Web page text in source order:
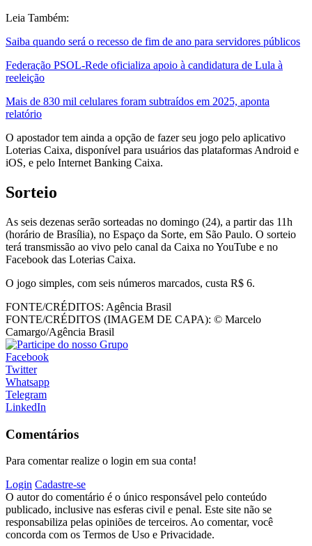
Leia Também:
Saiba quando será o recesso de fim de ano para servidores públicos
Federação PSOL-Rede oficializa apoio à candidatura de Lula à
reeleição
Mais de 830 mil celulares foram subtraídos em 2025, aponta
relatório
O apostador tem ainda a opção de fazer seu jogo pelo aplicativo
Loterias Caixa, disponível para usuários das plataformas Android e
iOS, e pelo Internet Banking Caixa.
Sorteio
As seis dezenas serão sorteadas no domingo (24), a partir das 11h
(horário de Brasília), no Espaço da Sorte, em São Paulo. O sorteio
terá transmissão ao vivo pelo canal da Caixa no YouTube e no
Facebook das Loterias Caixa.
O jogo simples, com seis números marcados, custa R$ 6.
FONTE/CRÉDITOS: Agência Brasil
FONTE/CRÉDITOS (IMAGEM DE CAPA): © Marcelo
Camargo/Agência Brasil
Facebook
Twitter
Whatsapp
Telegram
LinkedIn
Comentários
Para comentar realize o login em sua conta!
Login Cadastre-se
O autor do comentário é o único responsável pelo conteúdo
publicado, inclusive nas esferas civil e penal. Este site não se
responsabiliza pelas opiniões de terceiros. Ao comentar, você
concorda com os Termos de Uso e Privacidade.